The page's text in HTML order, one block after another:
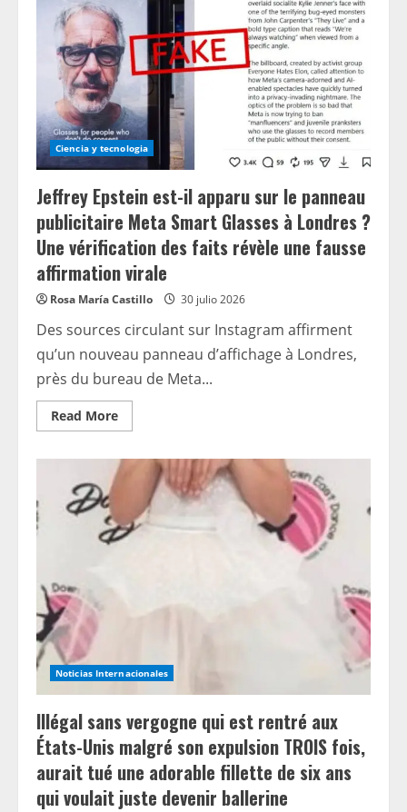
Ciencia y tecnologia
Jeffrey Epstein est-il apparu sur le panneau
publicitaire Meta Smart Glasses à Londres ?
Une vérification des faits révèle une fausse
affirmation virale
Rosa María Castillo 30 julio 2026
Des sources circulant sur Instagram affirment
qu’un nouveau panneau d’affichage à Londres,
près du bureau de Meta...
Read MoreRead
more
Epstein
apparu
sur
le
panneau
Londres
des
faits
révèle
fausse
affirmation
virale
Noticias Internacionales
Illégal sans vergogne qui est rentré aux
États-Unis malgré son expulsion TROIS fois,
aurait tué une adorable fillette de six ans
qui voulait juste devenir ballerine